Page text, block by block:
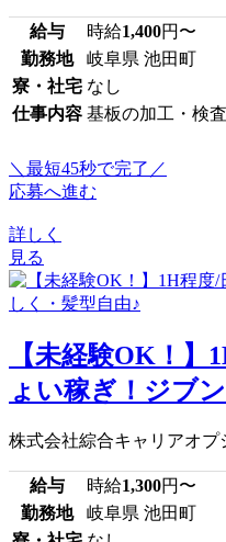
給与 時給1,400円〜
勤務地
岐阜県 池田町
寮・社宅 なし
仕事内容 基板の加工・検
＼最短45秒で完了／
応募へ進む
詳しく
見る
【未経験OK！】
ょい稼ぎ！ジブ
株式会社綜合キャリアオプ
給与 時給1,300円〜
勤務地
岐阜県 池田町